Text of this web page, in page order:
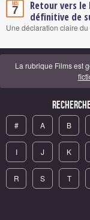
Mai
7
Retour vers
définitive de
Une déclaration claire
La rubrique Films est
# A B
I J K
R S T